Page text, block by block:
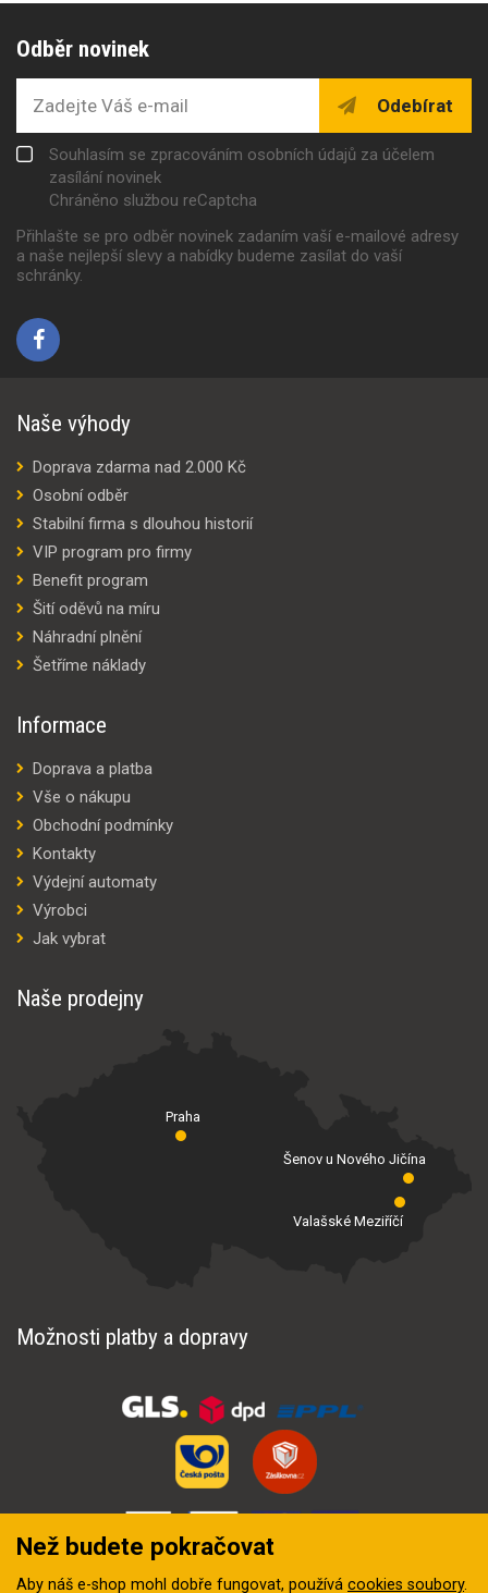
Odběr novinek
Odebírat
Souhlasím se zpracováním osobních údajů za účelem
zasílání novinek
Chráněno službou reCaptcha
Přihlašte se pro odběr novinek zadaním vaší e-mailové adresy
a naše nejlepší slevy a nabídky budeme zasílat do vaší
schránky.
Naše výhody
Doprava zdarma nad 2.000 Kč
Osobní odběr
Stabilní firma s dlouhou historií
VIP program pro firmy
Benefit program
Šití oděvů na míru
Náhradní plnění
Šetříme náklady
Informace
Doprava a platba
Vše o nákupu
Obchodní podmínky
Kontakty
Výdejní automaty
Výrobci
Jak vybrat
Naše prodejny
Praha
Valašské Meziříčí
Šenov u Nového Jičína
Možnosti platby a dopravy
Než budete pokračovat
Aby náš e-shop mohl dobře fungovat, používá cookies soubory.